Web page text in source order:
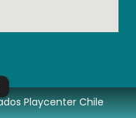
Playcenter Chile